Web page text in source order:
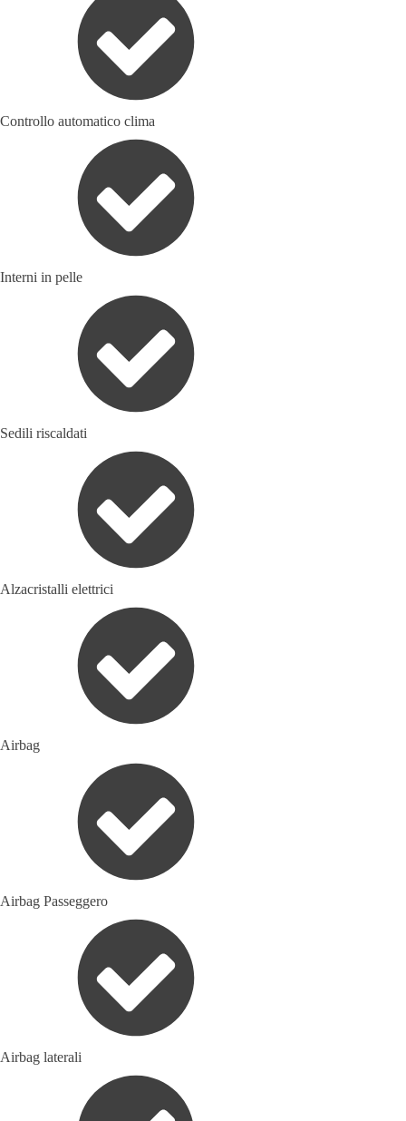
Controllo automatico clima
Interni in pelle
Sedili riscaldati
Alzacristalli elettrici
Airbag
Airbag Passeggero
Airbag laterali